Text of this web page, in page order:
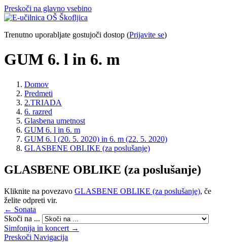
Preskoči na glavno vsebino
Trenutno uporabljate gostujoči dostop (Prijavite se)
GUM 6. l in 6. m
Domov
Predmeti
2.TRIADA
6. razred
Glasbena umetnost
GUM 6. l in 6. m
GUM 6. l (20. 5. 2020) in 6. m (22. 5. 2020)
GLASBENE OBLIKE (za poslušanje)
GLASBENE OBLIKE (za poslušanje)
Kliknite na povezavo GLASBENE OBLIKE (za poslušanje), če
želite odpreti vir.
← Sonata
Skoči na ...
Simfonija in koncert →
Preskoči Navigacija